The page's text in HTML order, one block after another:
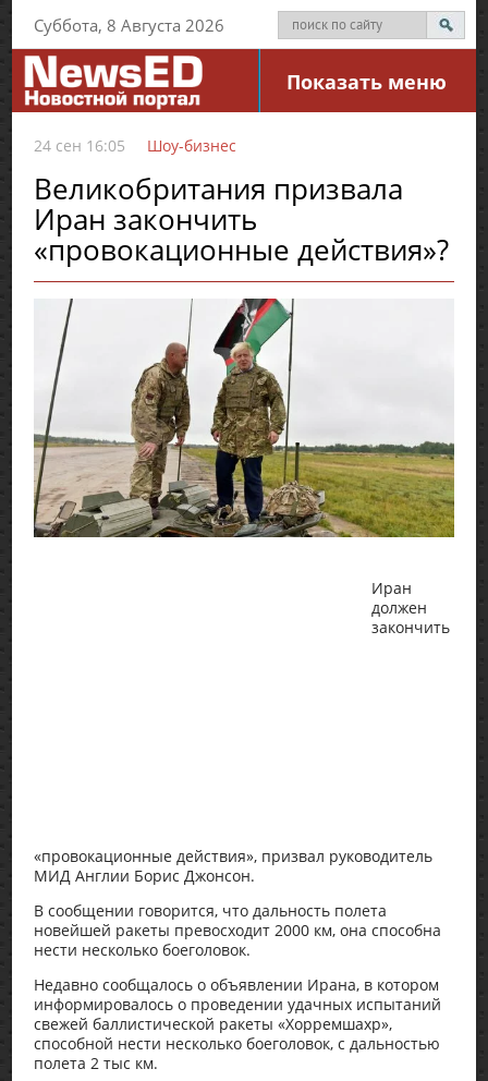
Суббота, 8 Августа 2026
Показать меню
24 сен 16:05 Шоу-бизнес
Великобритания призвала
Иран закончить
«провокационные действия»?
Иран
должен
закончить
«провокационные действия», призвал руководитель
МИД Англии Борис Джонсон.
В сообщении говорится, что дальность полета
новейшей ракеты превосходит 2000 км, она способна
нести несколько боеголовок.
Недавно сообщалось о объявлении Ирана, в котором
информировалось о проведении удачных испытаний
свежей баллистической ракеты «Хорремшахр»,
способной нести несколько боеголовок, с дальностью
полета 2 тыс км.